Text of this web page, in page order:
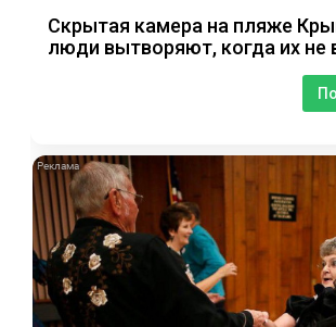
Скрытая камера на пляже
люди вытворяют, когда их не